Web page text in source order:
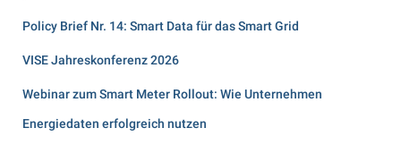
Policy Brief Nr. 14: Smart Data für das Smart Grid
VISE Jahreskonferenz 2026
Webinar zum Smart Meter Rollout: Wie Unternehmen
Energiedaten erfolgreich nutzen